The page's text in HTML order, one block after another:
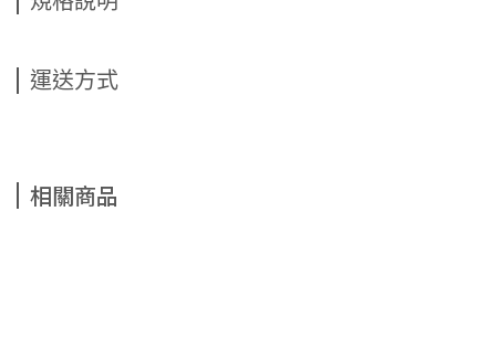
運送方式
相關商品